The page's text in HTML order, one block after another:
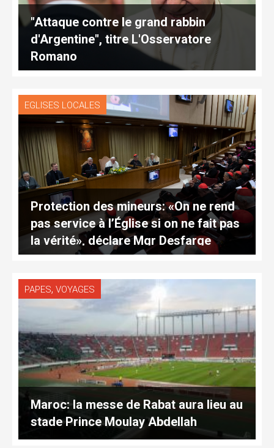
"Attaque contre le grand rabbin
d'Argentine", titre L'Osservatore
Romano
EGLISES LOCALES
Protection des mineurs: «On ne rend
pas service à l’Église si on ne fait pas
la vérité», déclare Mgr Desfarge
PAPES, VOYAGES
Maroc: la messe de Rabat aura lieu au
stade Prince Moulay Abdellah